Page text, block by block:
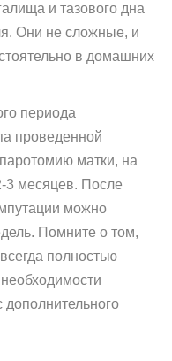
и тазового дна
Они не сложные, и
в домашних
периода
проведенной
матки, на
3 месяцев. После
можно
Помните о том,
полностью
дополнительного